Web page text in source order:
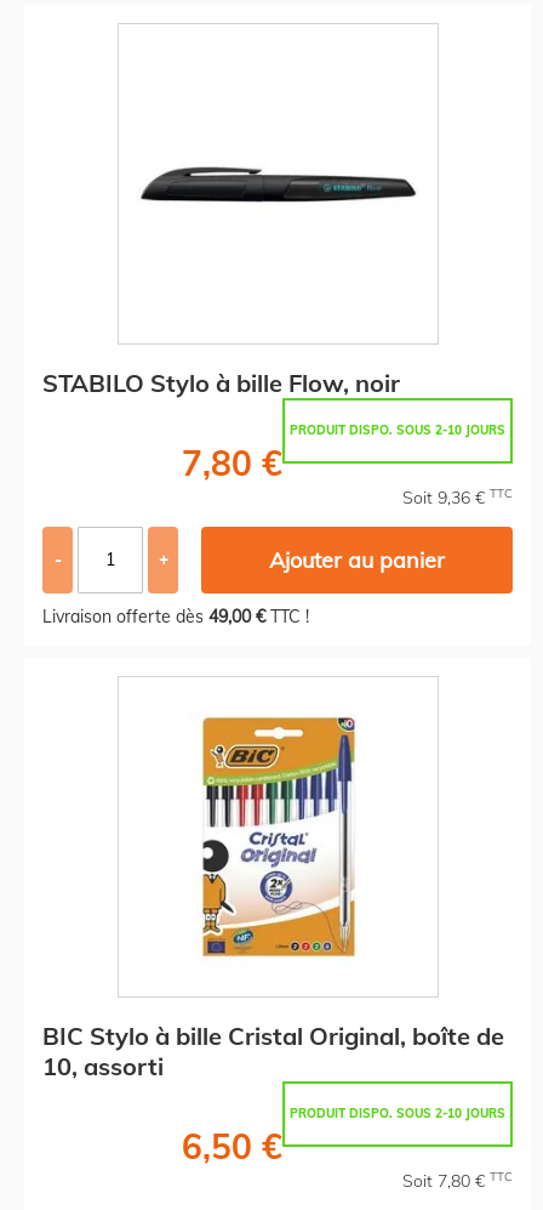
STABILO Stylo à bille Flow, noir
PRODUIT DISPO. SOUS 2-10 JOURS
7,80 €
Soit 9,36 € TTC
- + Ajouter au panier
Livraison offerte dès 49,00 €TTC !
BIC Stylo à bille Cristal Original, boîte de
10, assorti
PRODUIT DISPO. SOUS 2-10 JOURS
6,50 €
Soit 7,80 € TTC